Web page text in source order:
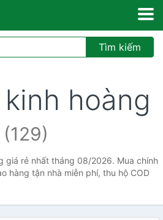
Tìm kiếm
hoàng
(129)
giá rẻ nhất tháng 08/2026. Mua chính
hàng tận nhà miễn phí, thu hộ COD